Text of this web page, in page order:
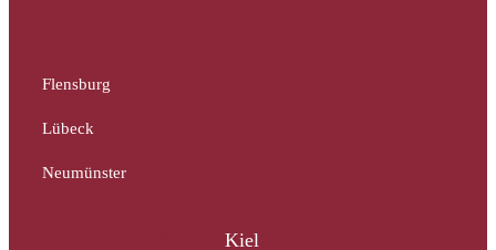
Flensburg
Lübeck
Neumünster
Kiel